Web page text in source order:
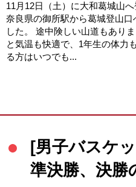
11月12日（土）に大和葛城山
奈良県の御所駅から葛城登山
した。 途中険しい山道もあり
と気温も快適で、1年生の体力
る方はいつでも...
[男子バスケ
準決勝、決勝